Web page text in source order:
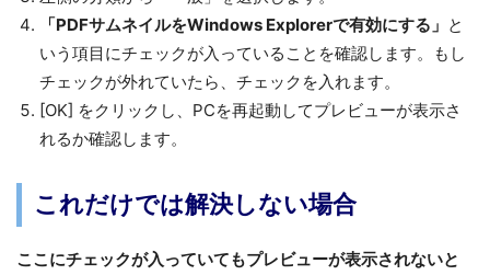
「PDFサムネイルをWindows Explorerで有効にする」 と
いう項目にチェックが入っていることを確認します。もし
チェックが外れていたら、チェックを入れます。
[OK] をクリックし、PCを再起動してプレビューが表示さ
れるか確認します。
これだけでは解決しない場合
ここにチェックが入っていてもプレビューが表示されないと